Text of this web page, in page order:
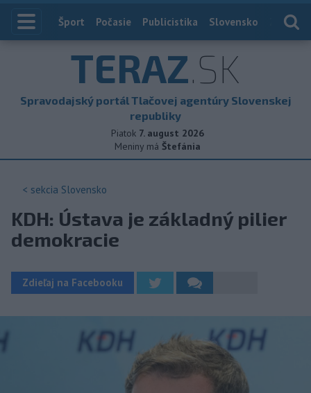
Index
Šport Počasie Publicistika Slovensko
TERAZ.SK
Spravodajský portál Tlačovej agentúry Slovenskej
republiky
Piatok 7. august 2026
Meniny má Štefánia
< sekcia Slovensko
KDH: Ústava je základný pilier
demokracie
Zdieľaj na Facebooku